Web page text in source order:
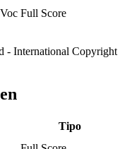
- International Copyright
Tipo